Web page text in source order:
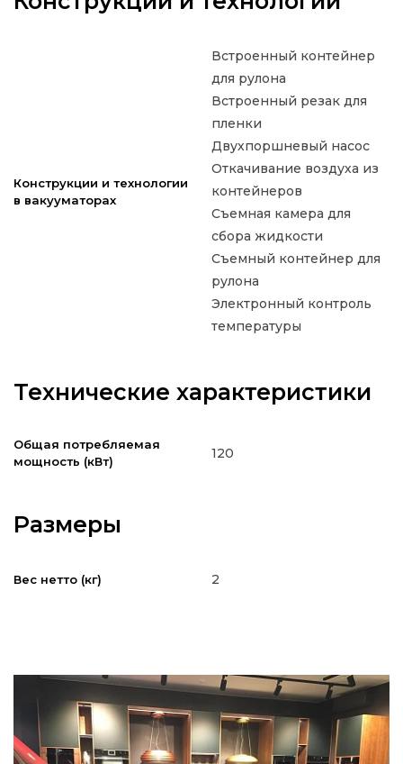
Конструкции и технологии
в вакууматорах
Встроенный контейнер
для рулона
Встроенный резак для
пленки
Двухпоршневый насос
Откачивание воздуха из
контейнеров
Съемная камера для
сбора жидкости
Съемный контейнер для
рулона
Электронный контроль
температуры
Технические характеристики
Общая потребляемая
мощность (кВт)
120
Размеры
Вес нетто (кг) 2